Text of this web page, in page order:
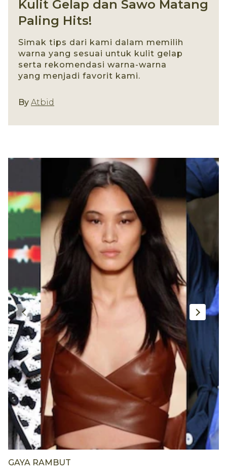
Kulit Gelap dan Sawo Matang
Paling Hits!
Simak tips dari kami dalam memilih
warna yang sesuai untuk kulit gelap
serta rekomendasi warna-warna
yang menjadi favorit kami.
By Atbid
GAYA RAMBUT